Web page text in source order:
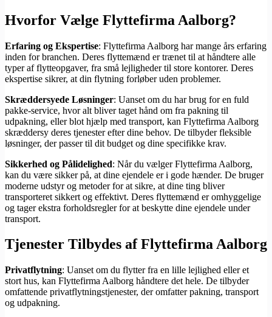
Hvorfor Vælge Flyttefirma Aalborg?
Erfaring og Ekspertise: Flyttefirma Aalborg har mange års erfaring
inden for branchen. Deres flyttemænd er trænet til at håndtere alle
typer af flytteopgaver, fra små lejligheder til store kontorer. Deres
ekspertise sikrer, at din flytning forløber uden problemer.
Skræddersyede Løsninger: Uanset om du har brug for en fuld
pakke-service, hvor alt bliver taget hånd om fra pakning til
udpakning, eller blot hjælp med transport, kan Flyttefirma Aalborg
skræddersy deres tjenester efter dine behov. De tilbyder fleksible
løsninger, der passer til dit budget og dine specifikke krav.
Sikkerhed og Pålidelighed: Når du vælger Flyttefirma Aalborg,
kan du være sikker på, at dine ejendele er i gode hænder. De bruger
moderne udstyr og metoder for at sikre, at dine ting bliver
transporteret sikkert og effektivt. Deres flyttemænd er omhyggelige
og tager ekstra forholdsregler for at beskytte dine ejendele under
transport.
Tjenester Tilbydes af Flyttefirma Aalborg
Privatflytning: Uanset om du flytter fra en lille lejlighed eller et
stort hus, kan Flyttefirma Aalborg håndtere det hele. De tilbyder
omfattende privatflytningstjenester, der omfatter pakning, transport
og udpakning.